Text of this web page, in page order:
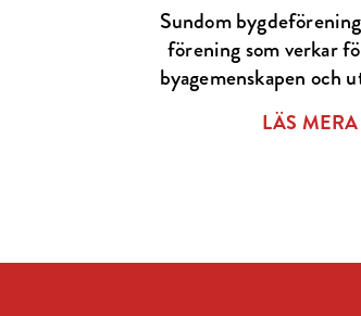
Sundom
förening som verkar
byagemenskapen och
LÄS MERA